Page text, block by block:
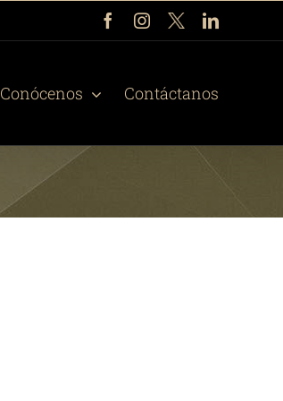
FacebookInstagram
X LinkedIn
Conócenos Contáctanos